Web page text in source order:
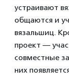
устраивают
общаются и
вязальшиц.
проект —
совместные
них